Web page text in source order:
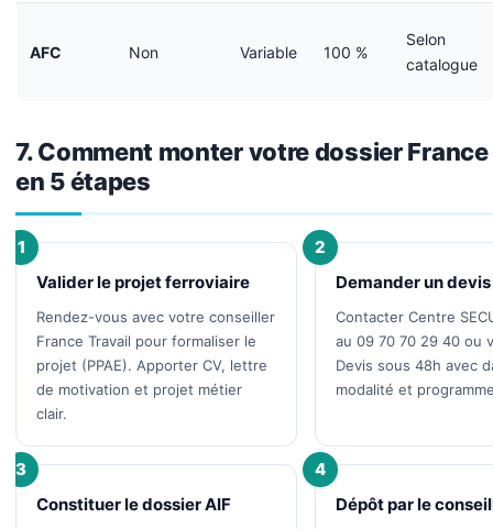
AFC Non Variable 100 %
Selon
catalogue
7. Comment monter votre dossier
en 5 étapes
1
Valider le projet ferroviaire
Rendez-vous avec votre conseiller
France Travail pour formaliser le
projet (PPAE). Apporter CV, lettre
de motivation et projet métier
clair.
2
Demander un
Contacter Centre
au 09 70 70 29 40 ou
Devis sous 48h avec
modalité et
3
Constituer le dossier AIF
4
Dépôt par le